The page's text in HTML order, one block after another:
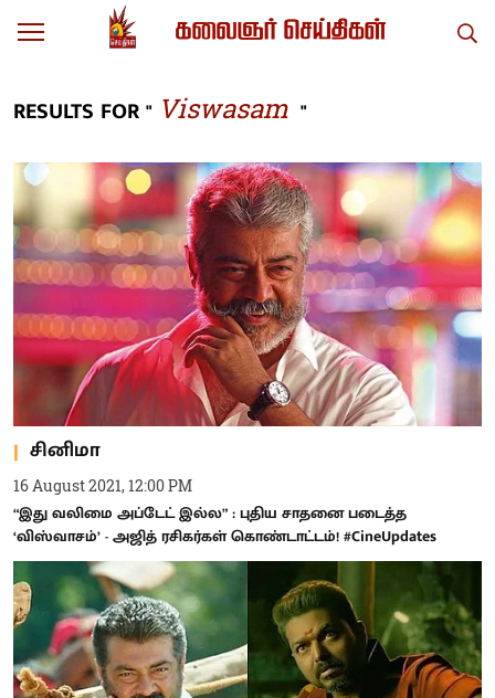
RESULTS FOR " Viswasam "
சினிமா
16 August 2021, 12:00 PM
“இது வலிமை அப்டேட் இல்ல” : புதிய சாதனை படைத்த
‘விஸ்வாசம்’ - அஜித் ரசிகர்கள் கொண்டாட்டம்! #CineUpdates